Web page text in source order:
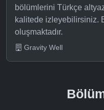
bölümlerini Türkçe
kalitede izleyebilirsiniz.
oluşmaktadır.
Gravity Well